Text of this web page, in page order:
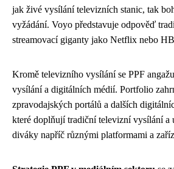
jak živé vysílání televizních stanic, tak
vyžádání. Voyo představuje odpověď
streamovací giganty jako Netflix nebo
Kromě televizního vysílání se PPF
vysílání a digitálních médií. Portfolio
zpravodajských portálů a dalších
které doplňují tradiční televizní vysílání a
diváky napříč různými platformami a